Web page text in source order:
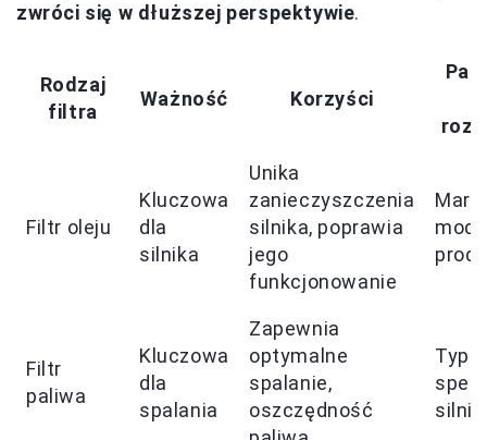
zwróci się w dłuższej perspektywie.
Rodzaj
filtra
Ważność Korzyści
Filtr oleju
Kluczowa
dla
silnika
Unika
zanieczyszczenia
silnika, poprawia
jego
funkcjonowanie
Filtr
paliwa
Kluczowa
dla
spalania
Zapewnia
optymalne
spalanie,
oszczędność
Typ